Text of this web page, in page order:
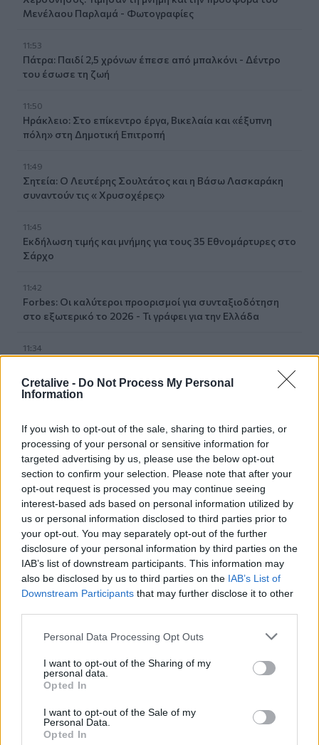
Cretalive - Do Not Process My Personal
Information
If you wish to opt-out of the sale, sharing to third parties, or
processing of your personal or sensitive information for
targeted advertising by us, please use the below opt-out
section to confirm your selection. Please note that after your
opt-out request is processed you may continue seeing
interest-based ads based on personal information utilized by
us or personal information disclosed to third parties prior to
your opt-out. You may separately opt-out of the further
disclosure of your personal information by third parties on the
IAB’s list of downstream participants. This information may
also be disclosed by us to third parties on the IAB’s List of
Downstream Participants that may further disclose it to other
Personal Data Processing Opt Outs
I want to opt-out of the Sharing of my
personal data.
Opted In
I want to opt-out of the Sale of my
Personal Data.
Opted In
Μενέλαου Παρλαμά - Φωτογραφίες
11:53
Πάτρα: Παιδί 2,5 χρόνων έπεσε από μπαλκόνι - Δέντρο
του έσωσε τη ζωή
11:50
Ηράκλειο: Στο επίκεντρο έργα, Βικελαία και «έξυπνη
πόλη» στη Δημοτική Επιτροπή
11:49
Σητεία: Ο Λευτέρης Σουλτάτος και η Βάσω Λασκαράκη
συναντούν τις « Χρυσοχέρες»
11:45
Εκδήλωση τιμής και μνήμης για τους 35 Εθνομάρτυρες στο
Σάρχο
11:42
Forbes: Οι καλύτεροι προορισμοί για συνταξιοδότηση
στο εξωτερικό το 2026 - Τι γράφει για την Ελλάδα
11:34
Χανίων
Μήλος: 33χρονος τουρίστας... εγκλωβίστηκε σε βράχο 20
μέτρων και τον διέσωσε το Λιμενικό τα ξημερώματα
11:28
«Η δίκη του Μάνου Χατζιδάκι» στα Χανιά
11:22
Χανιά: Μάχη με τα κύματα για τη διάσωση γυναίκας στον
Καβρό - Συγκλονιστικό βίντεο
11:19
Το μεγάλο στοίχημα του ΠΑΣΟΚ στην Κρήτη με την